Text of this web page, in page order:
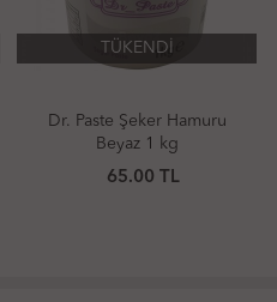
TÜKENDİ
Dr. Paste Şeker Hamuru
Beyaz 1 kg
65.00 TL